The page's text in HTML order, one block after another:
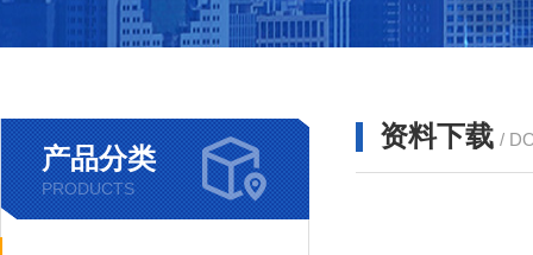
产品分类
PRODUCTS
资料下载 /